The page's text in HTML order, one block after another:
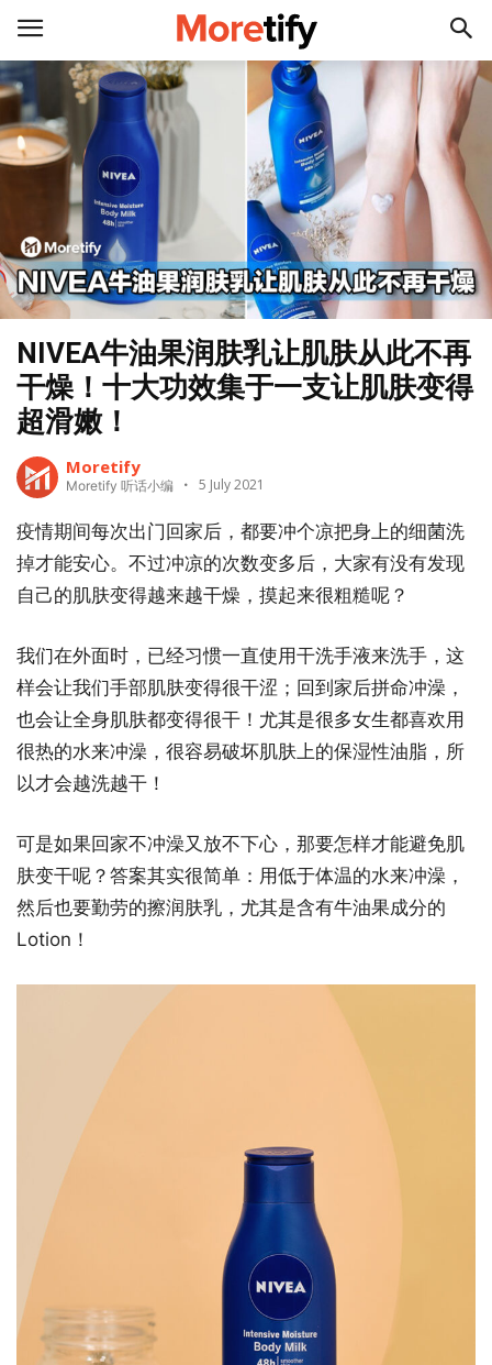
NIVEA牛油果润肤乳让肌肤从此不再
干燥！十大功效集于一支让肌肤变得
超滑嫩！
Moretify
Moretify 听话小编 5 July 2021
疫情期间每次出门回家后，都要冲个凉把身上的细菌洗
掉才能安心。不过冲凉的次数变多后，大家有没有发现
自己的肌肤变得越来越干燥，摸起来很粗糙呢？
我们在外面时，已经习惯一直使用干洗手液来洗手，这
样会让我们手部肌肤变得很干涩；回到家后拼命冲澡，
也会让全身肌肤都变得很干！尤其是很多女生都喜欢用
很热的水来冲澡，很容易破坏肌肤上的保湿性油脂，所
以才会越洗越干！
可是如果回家不冲澡又放不下心，那要怎样才能避免肌
肤变干呢？答案其实很简单：用低于体温的水来冲澡，
然后也要勤劳的擦润肤乳，尤其是含有牛油果成分的
Lotion！